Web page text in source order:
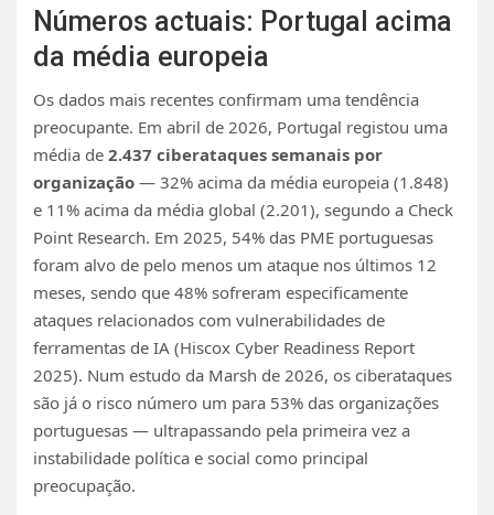
Números actuais: Portugal acima
da média europeia
Os dados mais recentes confirmam uma tendência
preocupante. Em abril de 2026, Portugal registou uma
média de 2.437 ciberataques semanais por
organização — 32% acima da média europeia (1.848)
e 11% acima da média global (2.201), segundo a Check
Point Research. Em 2025, 54% das PME portuguesas
foram alvo de pelo menos um ataque nos últimos 12
meses, sendo que 48% sofreram especificamente
ataques relacionados com vulnerabilidades de
ferramentas de IA (Hiscox Cyber Readiness Report
2025). Num estudo da Marsh de 2026, os ciberataques
são já o risco número um para 53% das organizações
portuguesas — ultrapassando pela primeira vez a
instabilidade política e social como principal
preocupação.